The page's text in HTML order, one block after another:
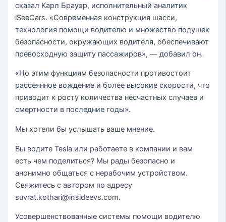
сказал Карл Брауэр, исполнительный аналитик
iSeeCars. «Современная конструкция шасси,
технология помощи водителю и множество подушек
безопасности, окружающих водителя, обеспечивают
превосходную защиту пассажиров», — добавил он.
«Но этим функциям безопасности противостоит
рассеянное вождение и более высокие скорости, что
приводит к росту количества несчастных случаев и
смертности в последние годы».
Мы хотели бы услышать ваше мнение.
Вы водите Tesla или работаете в компании и вам
есть чем поделиться? Мы рады безопасно и
анонимно общаться с нерабочим устройством.
Свяжитесь с автором по адресу
suvrat.kothari@insideevs.com.
Усовершенствованные системы помощи водителю